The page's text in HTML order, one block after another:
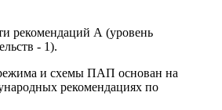
рекомендаций А (уровень
- 1).
и схемы ПАП основан на
рекомендациях по